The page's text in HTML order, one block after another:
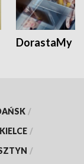
DorastaMy
/
KIELCE /
/